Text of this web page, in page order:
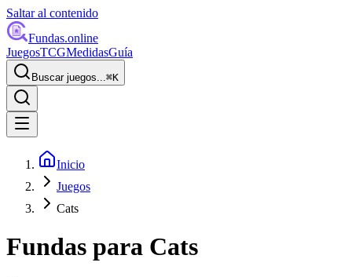
Saltar al contenido
Fundas.online
JuegosTCGMedidasGuía
Buscar juegos...⌘K
Inicio
Juegos
Cats
Fundas para Cats